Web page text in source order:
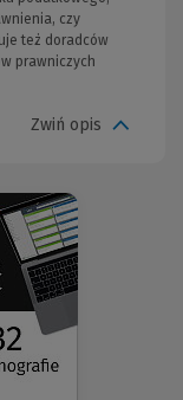
czy
też doradców
prawniczych
Zwiń opis